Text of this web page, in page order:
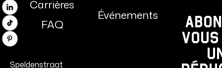
Linkedin
TikTok
Pinterest
Speldenstraat
Carrières
FAQ
Événements